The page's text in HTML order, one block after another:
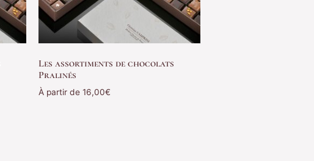
Les assortiments de chocolats
Pralinés
À partir de 16,00€